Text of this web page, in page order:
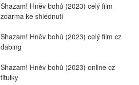
Shazam! Hněv bohů (2023) celý film
zdarma ke shlédnutí
Shazam! Hněv bohů (2023) celý film cz
dabing
Shazam! Hněv bohů (2023) online cz
titulky